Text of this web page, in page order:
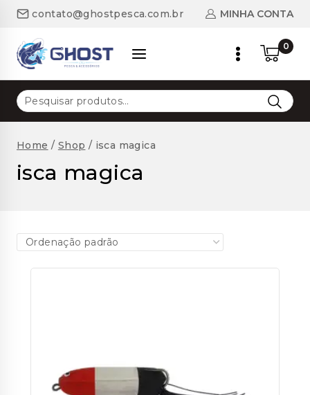
contato@ghostpesca.com.br MINHA CONTA
0
Pesquisar
por:
Home / Shop / isca magica
isca magica